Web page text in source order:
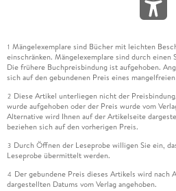
1 Mängelexemplare sind Bücher mit leichten
einschränken. Mängelexemplare sind durch einen
Die frühere Buchpreisbindung ist aufgehoben.
sich auf den gebundenen Preis eines mangelfreien
2 Diese Artikel unterliegen nicht der
wurde aufgehoben oder der Preis wurde vom
Alternative wird Ihnen auf der Artikelseite
beziehen sich auf den vorherigen Preis.
3 Durch Öffnen der Leseprobe willigen Sie ein,
Leseprobe übermittelt werden.
4 Der gebundene Preis dieses Artikels wird nach
dargestellten Datums vom Verlag angehoben.